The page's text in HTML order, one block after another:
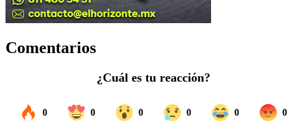
Comentarios